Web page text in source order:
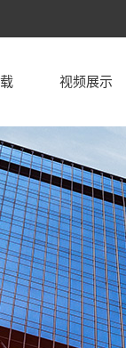
视频展示